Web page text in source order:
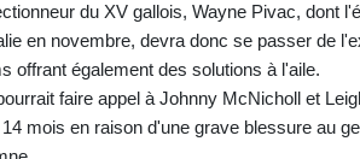
du XV gallois, Wayne Pivac, dont
en novembre, devra donc se passer de
offrant également des solutions à l'aile.
faire appel à Johnny McNicholl et
mois en raison d'une grave blessure au